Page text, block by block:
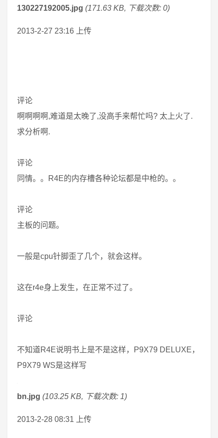
130227192005.jpg (171.63 KB, 下载次数: 0)
2013-2-27 23:16 上传
评论
啊啊啊啊,难道是太晚了,没高手来帮忙吗? 太上火了.
求分析啊.
评论
同情。。R4E的内存槽各种论坛都是中枪的。。
评论
主板的问题。
一般是cpu针脚歪了几个，就会这样。
这在r4e身上发生，在正常不过了。
评论
不知道R4E说明书上是不是这样，P9X79 DELUXE，
P9X79 WS是这样写
bn.jpg (103.25 KB, 下载次数: 1)
2013-2-28 08:31 上传